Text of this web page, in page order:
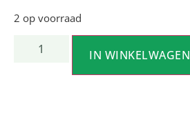
2 op voorraad
IN WINKELWAGEN